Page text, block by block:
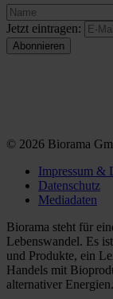
Jetzt eintragen:
© 2026 Biorama
Impressum &
Datenschutz
Mediadaten
Biorama steht für
Lebenswandel. Es
und Produkte, ein
Handels mit
alternativer Energien.